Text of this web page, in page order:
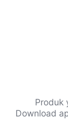
Produk
Download